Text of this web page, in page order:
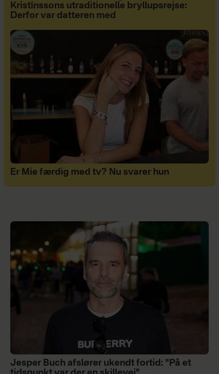
Kristínssons utraditionelle bryllupsrejse:
Derfor var datteren med
Er Mie færdig med tv? Nu svarer hun
Jesper Buch afslører ukendt fortid: "På et